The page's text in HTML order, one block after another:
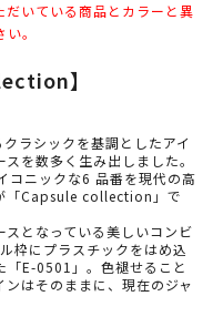
いている商品とカラーと異
。
】
ラシックを基調としたアイ
を数多く生み出しました。
コニックな6 品番を現代の高
「Capsule collection」で
となっている美しいコンビ
枠にプラスチックをはめ込
「E-0501」。色褪せること
はそのままに、現在のジャ